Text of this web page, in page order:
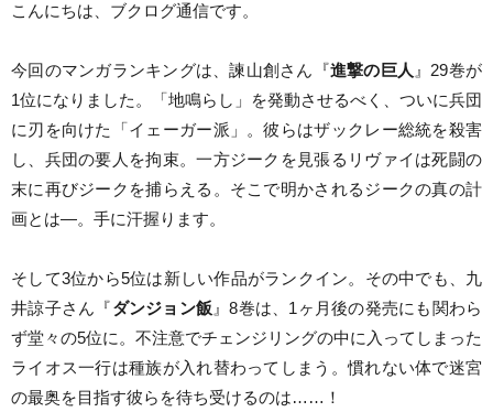
こんにちは、ブクログ通信です。
今回のマンガランキングは、諫山創さん『進撃の巨人 』29巻が
1位になりました。「地鳴らし」を発動させるべく、ついに兵団
に刃を向けた「イェーガー派」。彼らはザックレー総統を殺害
し、兵団の要人を拘束。一方ジークを見張るリヴァイは死闘の
末に再びジークを捕らえる。そこで明かされるジークの真の計
画とは―。手に汗握ります。
そして3位から5位は新しい作品がランクイン。その中でも、九
井諒子さん『ダンジョン飯 』8巻は、1ヶ月後の発売にも関わら
ず堂々の5位に。不注意でチェンジリングの中に入ってしまった
ライオス一行は種族が入れ替わってしまう。慣れない体で迷宮
の最奥を目指す彼らを待ち受けるのは……！